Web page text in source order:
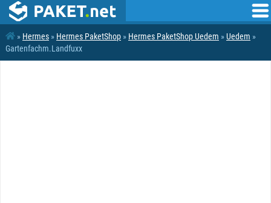
» Hermes » Hermes PaketShop » Hermes PaketShop Uedem »Uedem »
Gartenfachm.Landfuxx